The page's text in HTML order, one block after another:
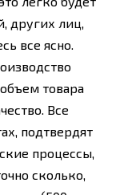
других лиц,
все ясно.
товара
Все
подтвердят
процессы,
сколько,